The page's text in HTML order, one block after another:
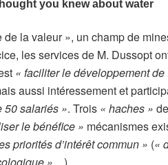
de la valeur », un champ de
les services de M. Dussopt
« faciliter le développement
aussi intéressement et
50 salariés ». Trois « haches »
le bénéfice » mécanismes
priorités d’intérêt commun » («
»…).